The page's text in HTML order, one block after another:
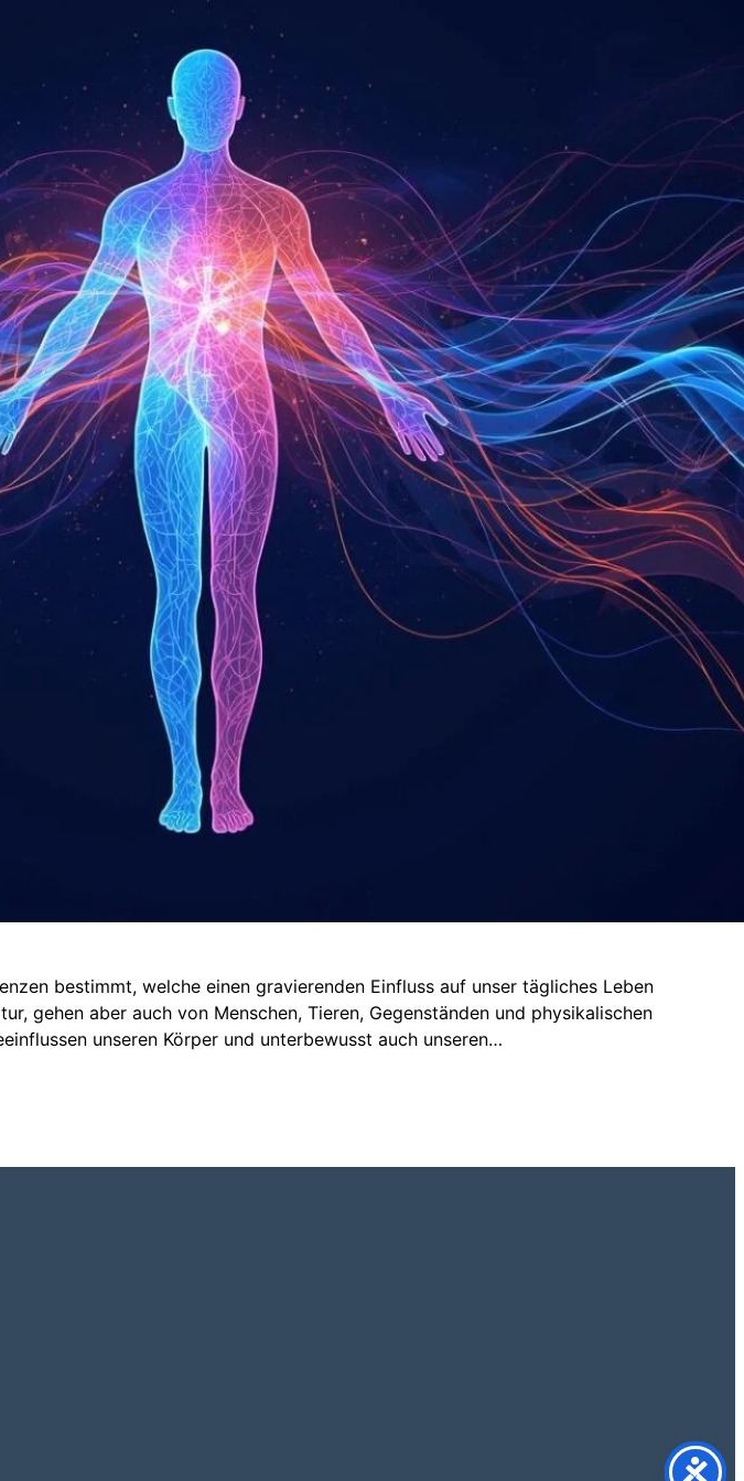
bestimmt, welche einen gravierenden Einfluss auf unser tägliches Leben
gehen aber auch von Menschen, Tieren, Gegenständen und physikalischen
unseren Körper und unterbewusst auch unseren…